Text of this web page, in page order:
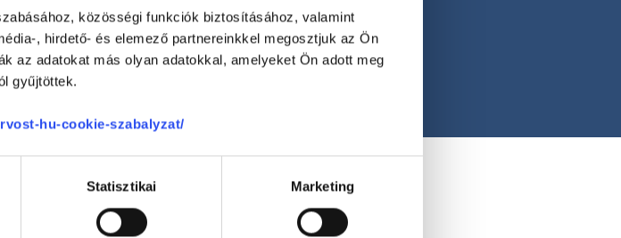
közösségi funkciók biztosításához, valamint
, hirdető- és elemező partnereinkkel megosztjuk az Ön
az adatokat más olyan adatokkal, amelyeket Ön adott meg
gyűjtöttek.
hu-cookie-szabalyzat/
Statisztikai Marketing
+36 1 700-1398
(H-P: 8:00-20:00)
Email
office@foglaljorvost.hu